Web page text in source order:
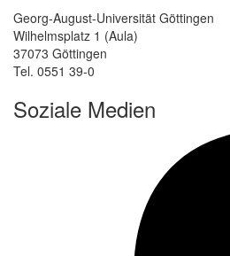
Georg-August-Universität Göttingen
Wilhelmsplatz 1 (Aula)
37073 Göttingen
Tel. 0551 39-0
Soziale Medien